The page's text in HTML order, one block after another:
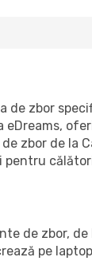
zbor
zbor de la
pentru
de zbor,
pe